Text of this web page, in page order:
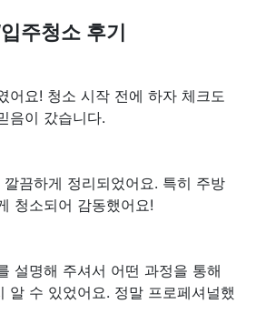
주청소 후기
어요! 청소 시작 전에 하자 체크도
음이 갔습니다.
끔하게 정리되었어요. 특히 주방
청소되어 감동했어요!
설명해 주셔서 어떤 과정을 통해
알 수 있었어요. 정말 프로페셔널했